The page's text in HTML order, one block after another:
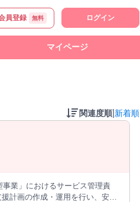
員登録 無料 ログイン
マイページ
関連度順 新着順
業」におけるサービス管理責
計画の作成・運用を行い、安心